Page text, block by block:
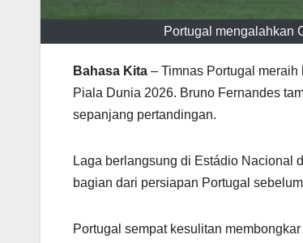
Portugal mengalahkan
Bahasa Kita – Timnas Portugal
Piala Dunia 2026. Bruno Fernandes
sepanjang pertandingan.
Laga berlangsung di Estádio Nacional
bagian dari persiapan Portugal
Portugal sempat kesulitan